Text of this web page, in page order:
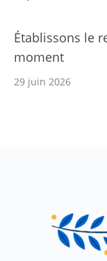
Établissons le
moment
29 juin 2026